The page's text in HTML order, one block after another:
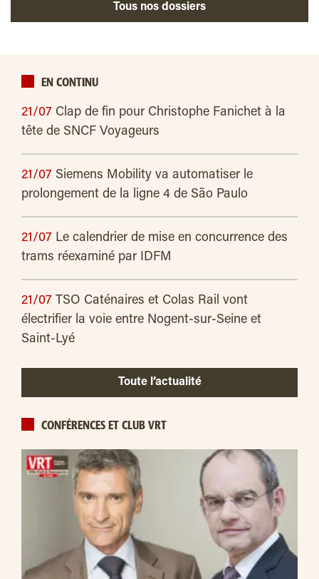
Tous nos dossiers
EN CONTINU
21/07 Clap de fin pour Christophe Fanichet à la
tête de SNCF Voyageurs
21/07 Siemens Mobility va automatiser le
prolongement de la ligne 4 de São Paulo
21/07 Le calendrier de mise en concurrence des
trams réexaminé par IDFM
21/07 TSO Caténaires et Colas Rail vont
électrifier la voie entre Nogent-sur-Seine et
Saint-Lyé
Toute l’actualité
CONFÉRENCES ET CLUB VRT